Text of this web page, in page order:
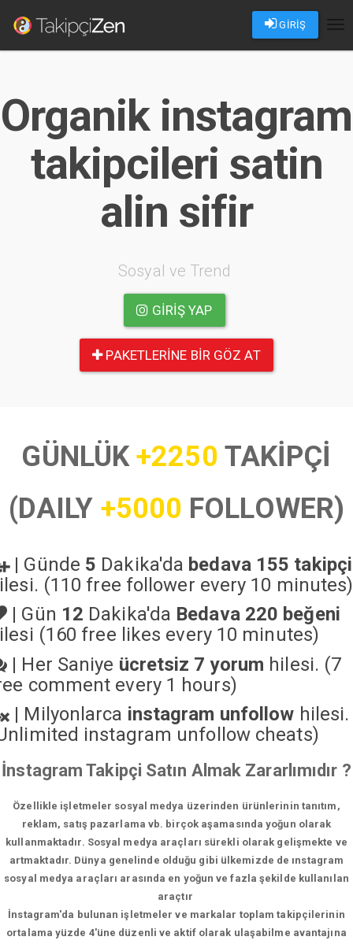
GİRİŞ
Organik instagram
takipcileri satin
alin sifir
Sosyal ve Trend
GIRIŞ YAP
PAKETLERINE BIR GÖZ AT
GÜNLÜK+2250 TAKİPÇİ
(DAILY +5000 FOLLOWER)
| Günde 5 Dakika'da bedava 155 takipçi
(110 free follower every 10 minutes)
| Gün 12 Dakika'da Bedava 220 beğeni
(160 free likes every 10 minutes)
| Her Saniye ücretsiz 7 yorum hilesi. (7
comment every 1 hours)
| Milyonlarca instagram unfollow hilesi.
instagram unfollow cheats)
İnstagram Takipçi Satın Almak Zararlımıdır ?
Özellikle işletmeler sosyal medya üzerinden ürünlerinin tanıtım,
reklam, satış pazarlama vb. birçok aşamasında yoğun olarak
kullanmaktadır. Sosyal medya araçları sürekli olarak gelişmekte ve
artmaktadır. Dünya genelinde olduğu gibi ülkemizde de ınstagram
sosyal medya araçları arasında en yoğun ve fazla şekilde kullanılan
araçtır
İnstagram'da bulunan işletmeler ve markalar toplam takipçilerinin
ortalama yüzde 4'üne düzenli ve aktif olarak ulaşabilme avantajına